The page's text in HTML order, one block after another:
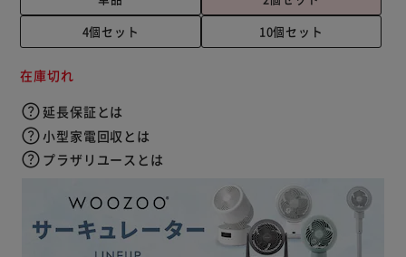
4個セット
10個セット
在庫切れ
延長保証とは
小型家電回収とは
プラザリユースとは